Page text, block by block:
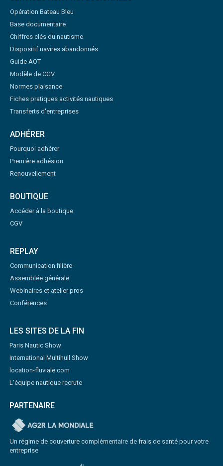
Opération Bateau Bleu
Base documentaire
Chiffres clés du nautisme
Dispositif navires abandonnés
Guide AOT
Modèle de CGV
Normes plaisance
Fiches pratiques activités nautiques
Transferts d'entreprises
ADHÉRER
Pourquoi adhérer
Première adhésion
Renouvellement
BOUTIQUE
Accéder à la boutique
CGV
REPLAY
Communication filière
Assemblée générale
Webinaires et atelier pros
Conférences
LES SITES DE LA FIN
Paris Nautic Show
International Multihull Show
location-fluviale.com
L'équipe nautique recrute
PARTENAIRE
Un régime de couverture complémentaire de frais de santé pour votre
entreprise